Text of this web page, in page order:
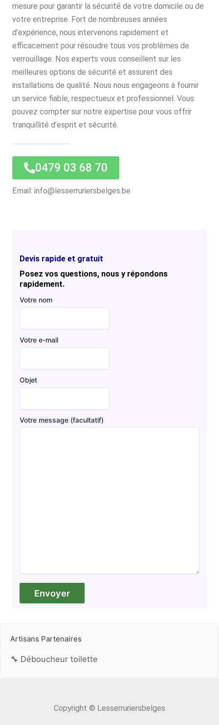
mesure pour garantir la sécurité de votre domicile ou de
votre entreprise. Fort de nombreuses années
d’expérience, nous intervenons rapidement et
efficacement pour résoudre tous vos problèmes de
verrouillage. Nos experts vous conseillent sur les
meilleures options de sécurité et assurent des
installations de qualité. Nous nous engageons à fournir
un service fiable, respectueux et professionnel. Vous
pouvez compter sur notre expertise pour vous offrir
tranquillité d’esprit et sécurité.
0479 03 68 70
Email: info@lesserruriersbelges.be
Devis rapide et gratuit
Posez vos questions, nous y répondons
rapidement.
Votre nom
Votre e-mail
Objet
Votre message (facultatif)
Artisans Partenaires
🔧 Déboucheur toilette
Copyright © Lesserruriersbelges